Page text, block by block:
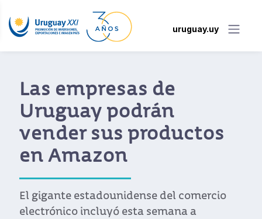
uruguay.uy
Las empresas de
Uruguay podrán
vender sus productos
en Amazon
El gigante estadounidense del comercio
electrónico incluyó esta semana a